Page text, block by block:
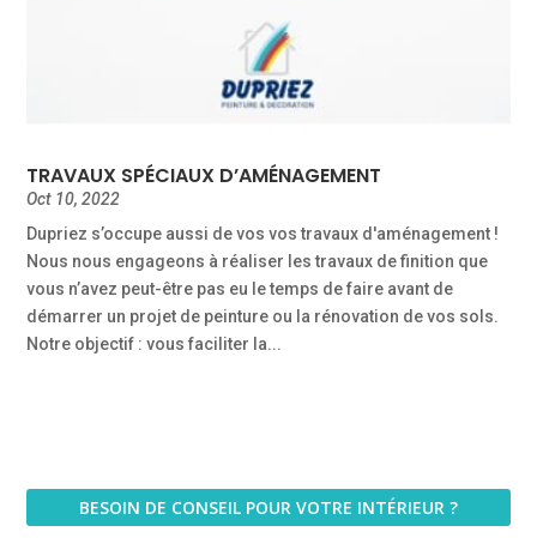
TRAVAUX SPÉCIAUX D’AMÉNAGEMENT
Oct 10, 2022
Dupriez s’occupe aussi de vos vos travaux d'aménagement !
Nous nous engageons à réaliser les travaux de finition que
vous n’avez peut-être pas eu le temps de faire avant de
démarrer un projet de peinture ou la rénovation de vos sols.
Notre objectif : vous faciliter la...
BESOIN DE CONSEIL POUR VOTRE INTÉRIEUR ?